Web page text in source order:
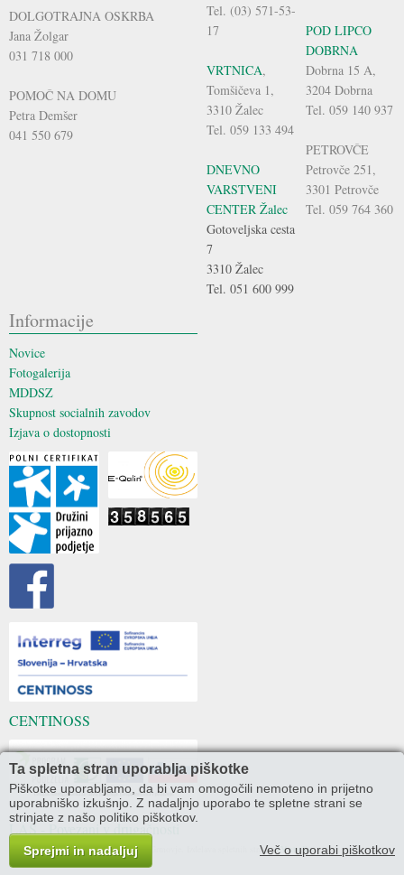
Ta spletna stran uporablja piškotke
Piškotke uporabljamo, da bi vam omogočili nemoteno in prijetno
uporabniško izkušnjo. Z nadaljnjo uporabo te spletne strani se
strinjate z našo politiko piškotkov.
Sprejmi in nadaljuj Več o uporabi piškotkov
DOLGOTRAJNA OSKRBA
Jana Žolgar
031 718 000
POMOČ NA DOMU
Petra Demšer
041 550 679
Tel. (03) 571-53-
17
VRTNICA,
Tomšičeva 1,
3310 Žalec
Tel. 059 133 494
DNEVNO
VARSTVENI
CENTER Žalec
Gotoveljska cesta
7
3310 Žalec
Tel. 051 600 999
POD LIPCO
DOBRNA
Dobrna 15 A,
3204 Dobrna
Tel. 059 140 937
PETROVČE
Petrovče 251,
3301 Petrovče
Tel. 059 764 360
Informacije
Novice
Fotogalerija
MDDSZ
Skupnost socialnih zavodov
Izjava o dostopnosti
CENTINOSS
LAS - Povezani v drugačnosti
Copyright @ 2015 Dom Nine Pokorn Grmovje. Izdelava spletnih strani:AV studio